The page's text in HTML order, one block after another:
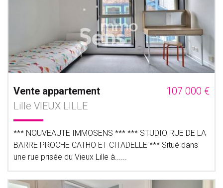
Vente appartement
107 000 €
Lille VIEUX LILLE
*** NOUVEAUTE IMMOSENS *** *** STUDIO RUE DE LA
BARRE PROCHE CATHO ET CITADELLE *** Situé dans
une rue prisée du Vieux Lille à......